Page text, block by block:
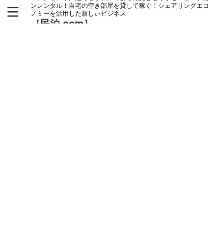
ンレンタル！自宅の空き部屋を貸して稼ぐ！シェアリングエコ
ノミーを活用した新しいビジネス
［民泊.com］